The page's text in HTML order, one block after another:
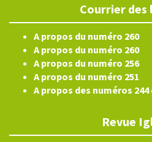
Courrier des
A propos du numéro 260
A propos du numéro 260
A propos du numéro 256
A propos du numéro 251
A propos des numéros 244
Revue